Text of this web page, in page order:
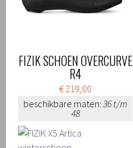
FIZIK SCHOEN OVERCURVE
R4
€ 219,00
beschikbare maten: 36 t/m
48